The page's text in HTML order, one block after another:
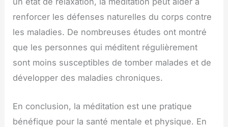
renforcer les défenses naturelles du corps contre
les maladies. De nombreuses études ont montré
que les personnes qui méditent régulièrement
sont moins susceptibles de tomber malades et de
développer des maladies chroniques.
En conclusion, la méditation est une pratique
bénéfique pour la santé mentale et physique. En